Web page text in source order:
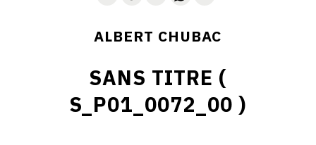
ALBERT CHUBAC
SANS TITRE (
S_P01_0072_00 )